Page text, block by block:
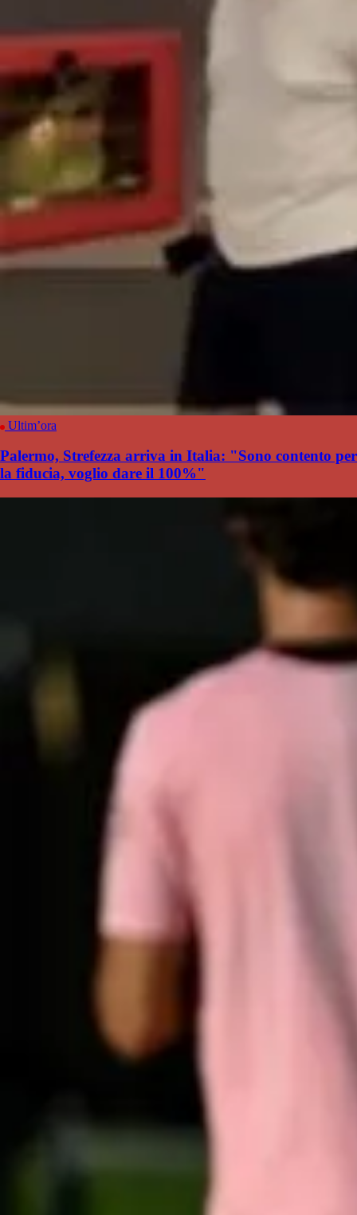
Ultim’ora
Palermo, Strefezza arriva in Italia: "Sono contento per
la fiducia, voglio dare il 100%"